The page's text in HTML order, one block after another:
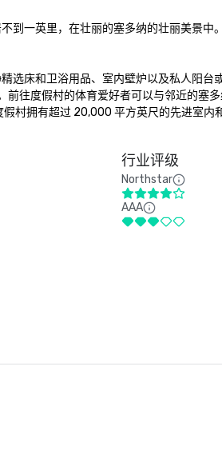
到一英里，在壮丽的塞多纳的壮丽美景中
选床和卫浴用品、室内壁炉以及私人阳台
往度假村的体育爱好者可以与邻近的塞
村拥有超过 20,000 平方英尺的先进室内
行业评级
Northstar
AAA